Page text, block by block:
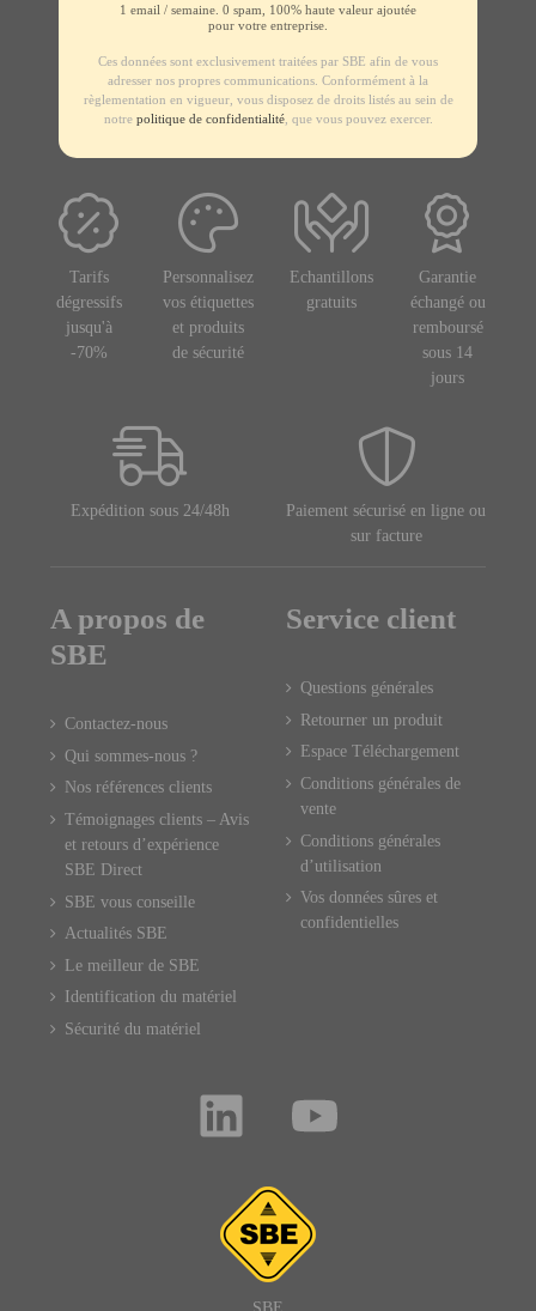
1 email / semaine. 0 spam, 100% haute valeur ajoutée
pour votre entreprise.
Ces données sont exclusivement traitées par SBE afin de vous
adresser nos propres communications. Conformément à la
règlementation en vigueur, vous disposez de droits listés au sein de
notre politique de confidentialité, que vous pouvez exercer.
Tarifs
dégressifs
jusqu'à
-70%
Personnalisez
vos étiquettes
et produits
de sécurité
Echantillons
gratuits
Garantie
échangé ou
remboursé
sous 14
jours
Expédition sous 24/48h
Paiement sécurisé en ligne ou
sur facture
A propos de
SBE
Contactez-nous
Qui sommes-nous ?
Nos références clients
Témoignages clients – Avis
et retours d’expérience
SBE Direct
SBE vous conseille
Actualités SBE
Le meilleur de SBE
Identification du matériel
Sécurité du matériel
Service client
Questions générales
Retourner un produit
Espace Téléchargement
Conditions générales de
vente
Conditions générales
d’utilisation
Vos données sûres et
confidentielles